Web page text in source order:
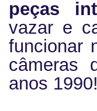
peças
vazar e
funcionar
câmeras
anos 1990!